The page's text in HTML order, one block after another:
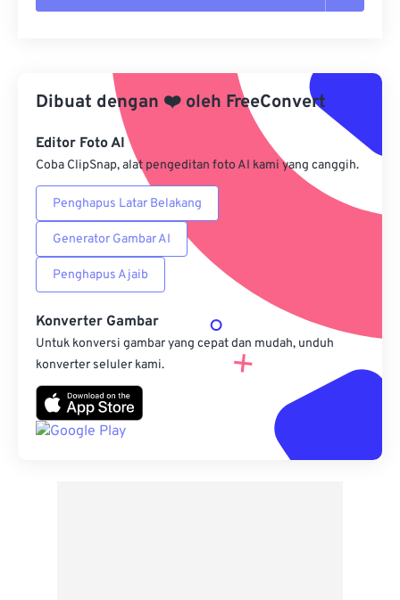
Terapkan dari Preset
Simpan sebagai Preset
Dibuat dengan ❤️ oleh FreeConvert
Editor Foto AI
Coba ClipSnap, alat pengeditan foto AI kami yang canggih.
Penghapus Latar Belakang
Generator Gambar AI
Penghapus Ajaib
Konverter Gambar
Untuk konversi gambar yang cepat dan mudah, unduh
konverter seluler kami.